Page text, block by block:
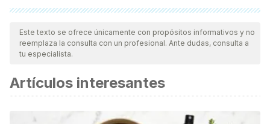
Todas las fuentes citadas fueron revisadas a profundidad por
nuestro equipo, para asegurar su calidad, confiabilidad,
vigencia y validez.La bibliografía de este artículo fue
científica.
Sadowska, Małgorzata, Beata Sarecka-Hujar, and Ilona
Kopyta. "Cerebral palsy: Current opinions on definition,
Este texto se ofrece únicamente con propósitos informativos y no
reemplaza la consulta con un profesional. Ante dudas, consulta a
tu especialista.
Artículos interesantes